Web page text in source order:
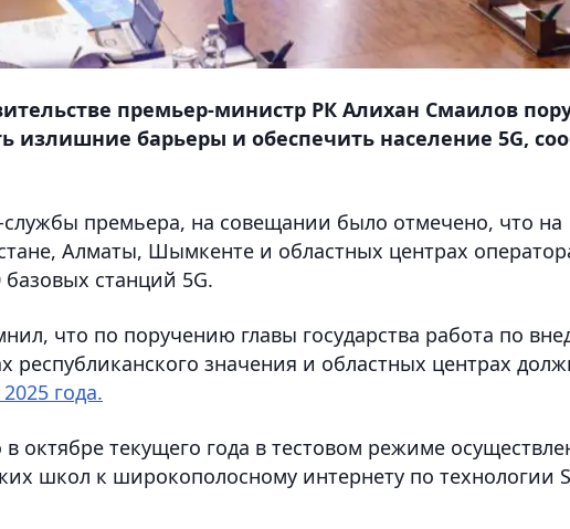
премьер-министр РК Алихан Смаилов
излишние барьеры и обеспечить население 5G,
премьера, на совещании было отмечено, что на
Алматы, Шымкенте и областных центрах
станций 5G.
что по поручению главы государства работа по
республиканского значения и областных центрах
года.
октябре текущего года в тестовом режиме
школ к широкополосному интернету по технологии